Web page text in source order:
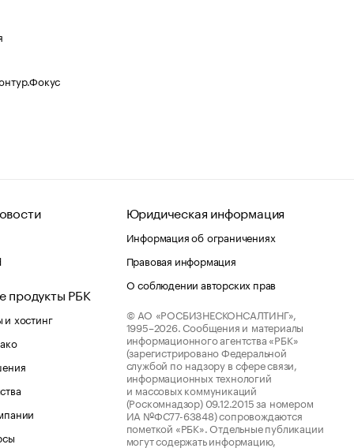
продукты РБК
хостинг
Юридическая информация
Информация об ограничениях
Правовая информация
О соблюдении авторских прав
© АО «РОСБИЗНЕСКОНСАЛТИНГ»,
1995–2026. Сообщения и материалы
информационного агентства «РБК»
(зарегистрировано Федеральной
службой по надзору в сфере связи,
информационных технологий
и массовых коммуникаций
(Роскомнадзор) 09.12.2015 за номером
ИА №ФС77-63848) сопровождаются
пометкой «РБК». Отдельные публикации
могут содержать информацию,